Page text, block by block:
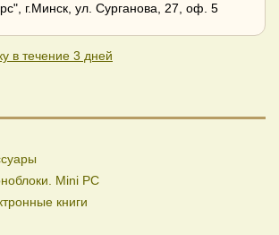
г.Минск, ул. Сурганова, 27, оф. 5
в течение 3 дней
Mini PC
книги